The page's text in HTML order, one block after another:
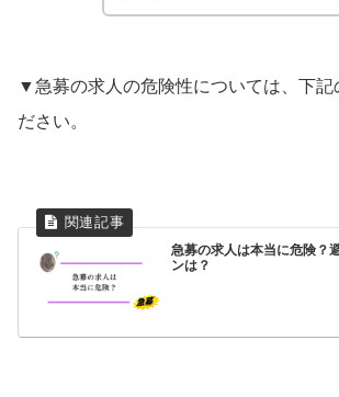
▼急募の求人の危険性については、下記
ださい。
急募の求人は本当に危険？
ンは？